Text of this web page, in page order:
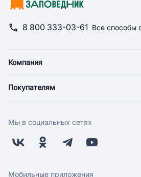
8 800 333-03-61 Все способы
Компания
Новости
Поставщикам
Заводчикам
Обратная связь
Покупателям
Оплата
Бонусная программа
Скидки и акции
Мы в социальных сетях
Мобильные приложения